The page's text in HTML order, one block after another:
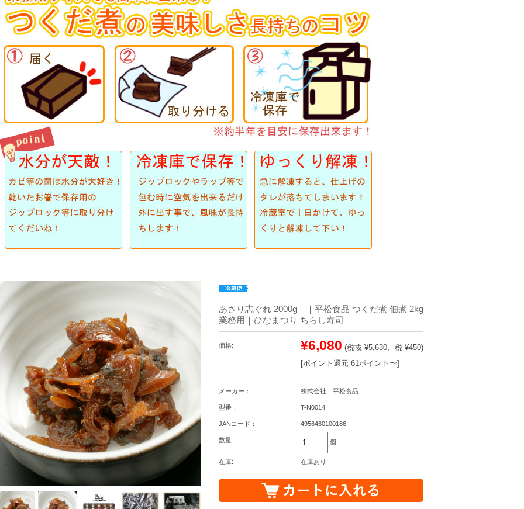
あさり志ぐれ 2000g ｜平松食品 つくだ煮 佃煮 2kg
業務用｜ひなまつり ちらし寿司
価格: ¥6,080 (税抜 ¥5,630、税 ¥450)
[ポイント還元 61ポイント〜]
メーカー： 株式会社 平松食品
型番： T-N0014
JANコード： 4956460100186
数量: 個
在庫: 在庫あり